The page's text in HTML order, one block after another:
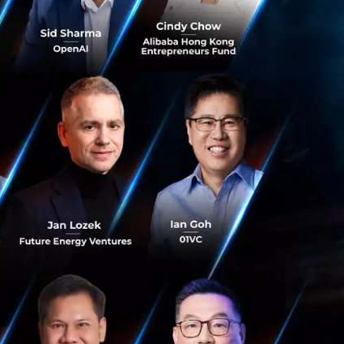
บการณ์เฉพาะ
ธุรกิจขยายฐาน
รบวงจร เพื่อ
A และ B
I) กองทุน
ตะวันออก
ายสุดท้ายใน
ที่มี
นาดใหญ่ใน
ท ช็อคโก้ คาร์ด
CRM ใน